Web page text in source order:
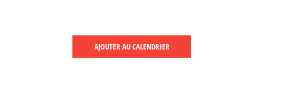
AJOUTER AU CALENDRIER